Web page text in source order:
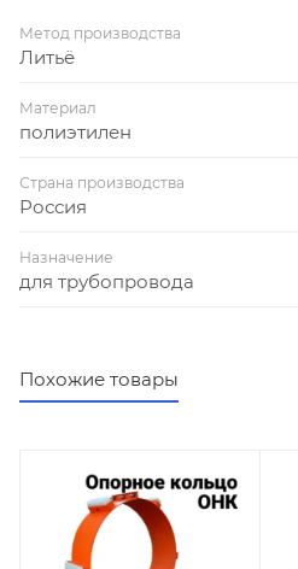
Метод производства
Литьё
Материал
полиэтилен
Страна производства
Россия
Назначение
для трубопровода
Похожие товары